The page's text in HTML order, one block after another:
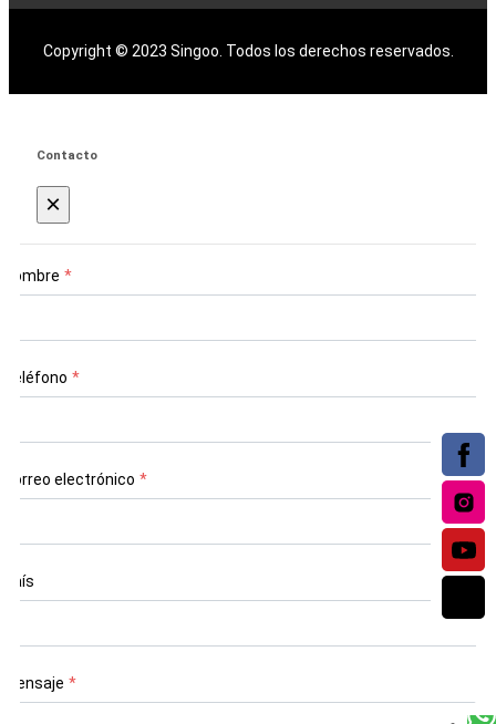
Copyright © 2023 Singoo. Todos los derechos reservados.
Contacto
×
Nombre *
Teléfono *
Correo electrónico *
País
Mensaje *